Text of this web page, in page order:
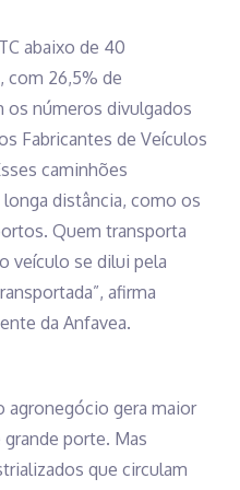
abaixo de 40
com 26,5% de
os números divulgados
Fabricantes de Veículos
caminhões
distância, como os
Quem transporta
veículo se dilui pela
afirma
da Anfavea.
agronegócio gera maior
porte. Mas
que circulam